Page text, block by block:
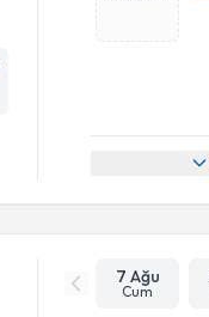
7 Ağu
Cum